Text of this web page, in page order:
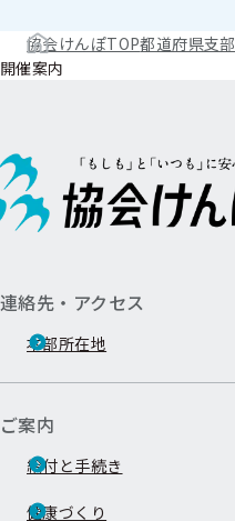
協会けんぽTOP都道府県支部
開催案内
連絡先・アクセス
本部所在地
ご案内
給付と手続き
健康づくり